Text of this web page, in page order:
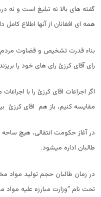
گفته های بالا نه تبلیغ است و نه
همه ای افغانان از آنها اطلاع کامل
بناء قدرت تشخیص و قضاوت مردم
رای آقای کرزئ رای های خود را
اگر اجراعات اقای کرزئ را با
مقایسه کنیم، باز هم اقای کرزئ
طالبان اداره میشود.
تحت نام “وزارت مبارزه علیه مواد